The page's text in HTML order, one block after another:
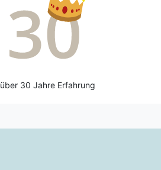
über 30 Jahre Erfahrung